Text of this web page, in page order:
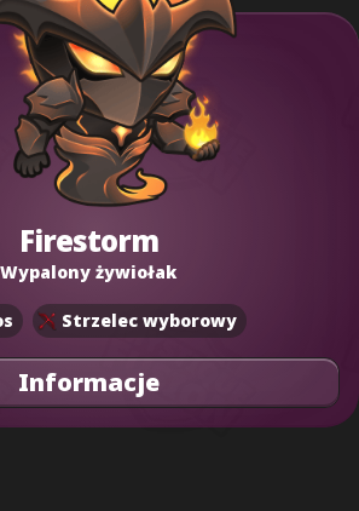
Firestorm
Wypalony żywiołak
Strzelec wyborowy
Informacje